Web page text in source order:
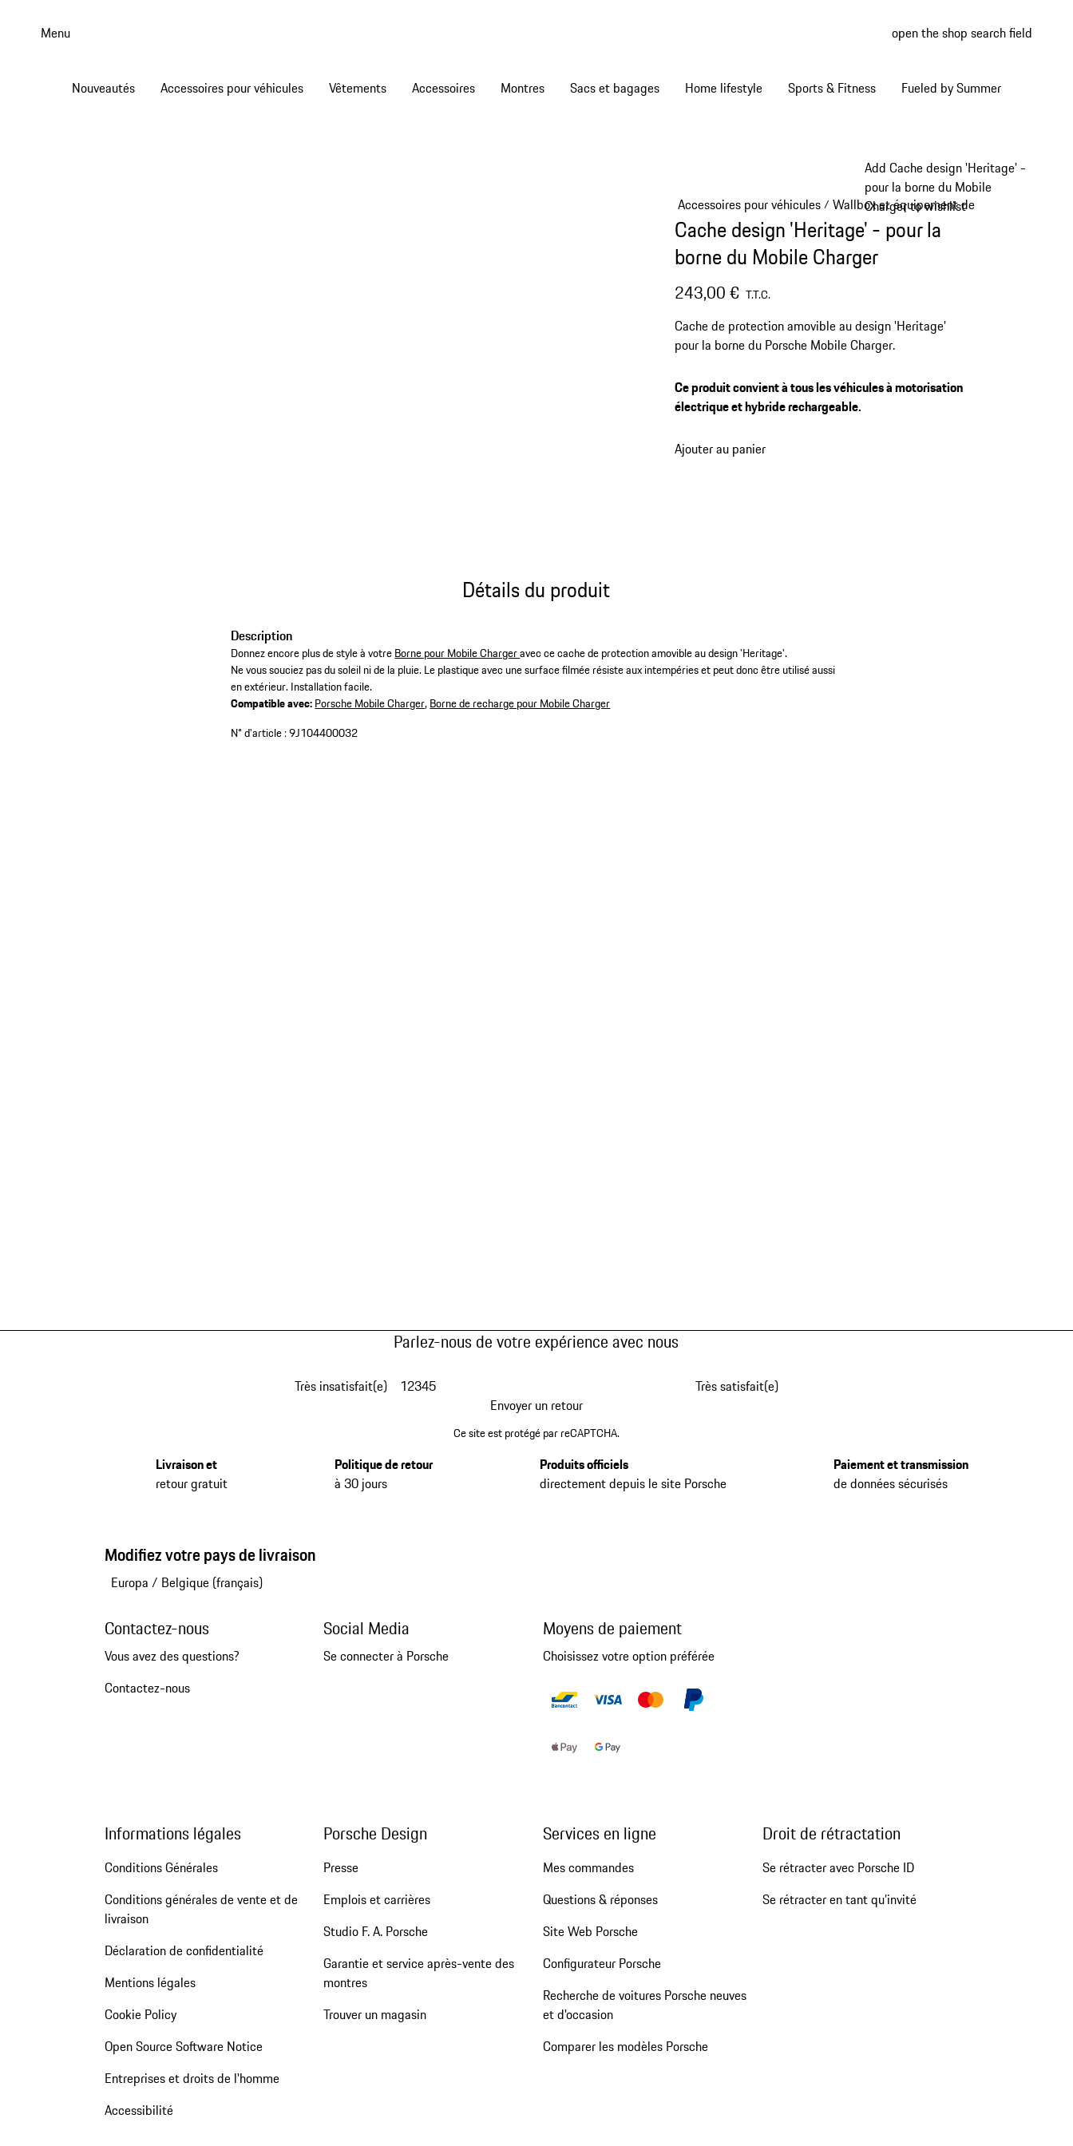
Menu open the shop search field
Nouveautés Accessoires pour véhicules Vêtements Accessoires Montres Sacs et bagages Home lifestyle Sports & Fitness Fueled by Summer
Add Cache design 'Heritage' -
pour la borne du Mobile
Charger to wishlist
Accessoires pour véhicules/ Wallbox et équipement de recharge
Cache design 'Heritage' - pour la
borne du Mobile Charger
243,00 € T.T.C.
Cache de protection amovible au design 'Heritage'
pour la borne du Porsche Mobile Charger.
Ce produit convient à tous les véhicules à motorisation
électrique et hybride rechargeable.
Ajouter au panier
Détails du produit
Description
Donnez encore plus de style à votreBorne pour Mobile Chargeravec ce cache de protection amovible au design 'Heritage'.
Ne vous souciez pas du soleil ni de la pluie. Le plastique avec une surface filmée résiste aux intempéries et peut donc être utilisé aussi
en extérieur. Installation facile.
Compatible avec:Porsche Mobile Charger,Borne de recharge pour Mobile Charger
N° d'article :9J104400032
Parlez-nous de votre expérience avec nous
Très insatisfait(e) 12345
Très satisfait(e)
Envoyer un retour
Ce site est protégé par reCAPTCHA.
Livraison et
retour gratuit
Politique de retour
à 30 jours
Produits officiels
directement depuis le site Porsche
Paiement et transmission
de données sécurisés
Modifiez votre pays de livraison
Europa / Belgique (français)
Contactez-nous
Vous avez des questions?
Contactez-nous
Social Media
Se connecter à Porsche
Moyens de paiement
Choisissez votre option préférée
Informations légales
Conditions Générales
Conditions générales de vente et de
livraison
Déclaration de confidentialité
Mentions légales
Cookie Policy
Open Source Software Notice
Entreprises et droits de l'homme
Accessibilité
Porsche Design
Presse
Emplois et carrières
Studio F. A. Porsche
Garantie et service après-vente des
montres
Trouver un magasin
Services en ligne
Mes commandes
Questions & réponses
Site Web Porsche
Configurateur Porsche
Recherche de voitures Porsche neuves
et d'occasion
Comparer les modèles Porsche
Droit de rétractation
Se rétracter avec Porsche ID
Se rétracter en tant qu’invité